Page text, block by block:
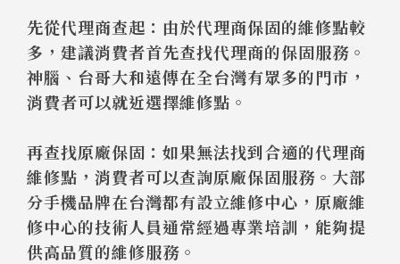
先從代理商查起：由於代理商保固的維修點較
多，建議消費者首先查找代理商的保固服務。
神腦、台哥大和遠傳在全台灣有眾多的門市，
消費者可以就近選擇維修點。
再查找原廠保固：如果無法找到合適的代理商
維修點，消費者可以查詢原廠保固服務。大部
分手機品牌在台灣都有設立維修中心，原廠維
修中心的技術人員通常經過專業培訓，能夠提
供高品質的維修服務。